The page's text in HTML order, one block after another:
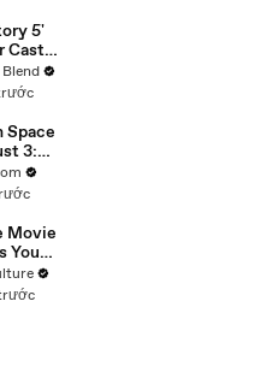
5'
Cast
Greta
More
Space
3:
Movie
You
Won